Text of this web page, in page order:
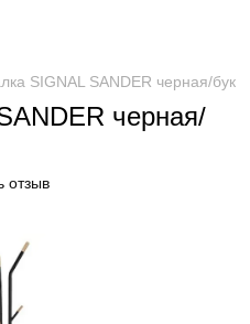
SIGNAL SANDER черная/бук
черная/
отзыв